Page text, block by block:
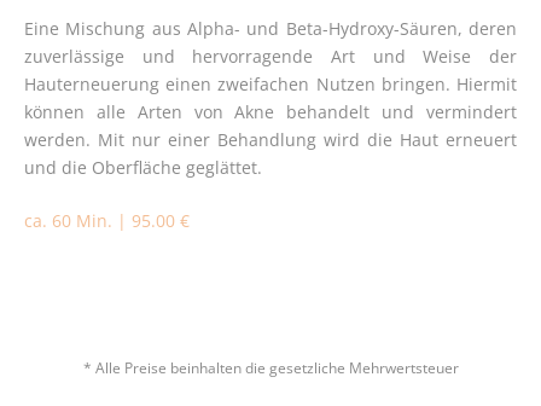
Eine Mischung aus Alpha- und Beta-Hydroxy-Säuren, deren
zuverlässige und hervorragende Art und Weise der
Hauterneuerung einen zweifachen Nutzen bringen. Hiermit
können alle Arten von Akne behandelt und vermindert
werden. Mit nur einer Behandlung wird die Haut erneuert
und die Oberfläche geglättet.
ca. 60 Min. | 95.00 €
* Alle Preise beinhalten die gesetzliche Mehrwertsteuer